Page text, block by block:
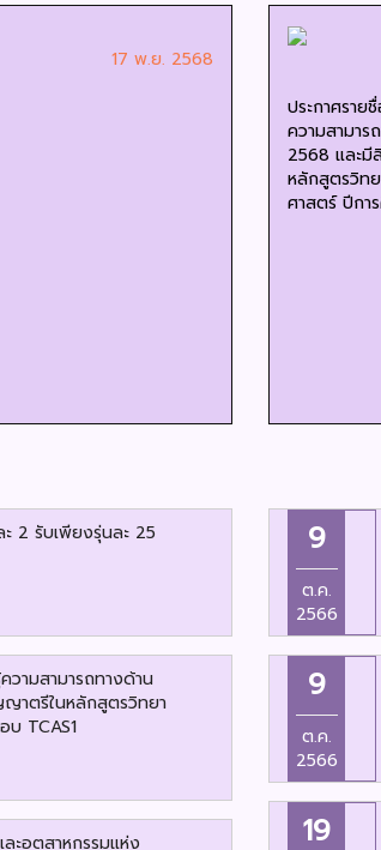
17 พ.ย. 2568
ประกาศราย
ความสามาร
2568 และมี
หลักสูตรวิท
ศาสตร์ ปีกา
2 รับเพียงรุ่นละ 25
วามสามารถทางด้าน
ญาตรีในหลักสูตรวิทยา
TCAS1
ะอุตสาหกรรมแห่ง
9
ต.ค.
2566
9
ต.ค.
2566
19